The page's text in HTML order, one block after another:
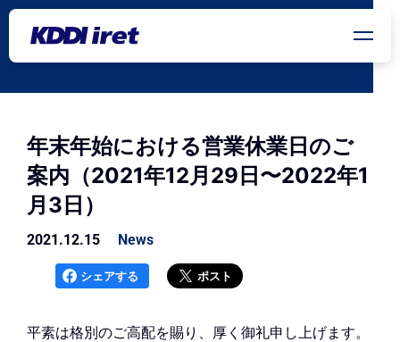
メインコンテンツにスキップ
年末年始における営業休業日のご
案内（2021年12月29日〜2022年1
月3日）
2021.12.15 News
シェアする ポスト
平素は格別のご高配を賜り、厚く御礼申し上げます。